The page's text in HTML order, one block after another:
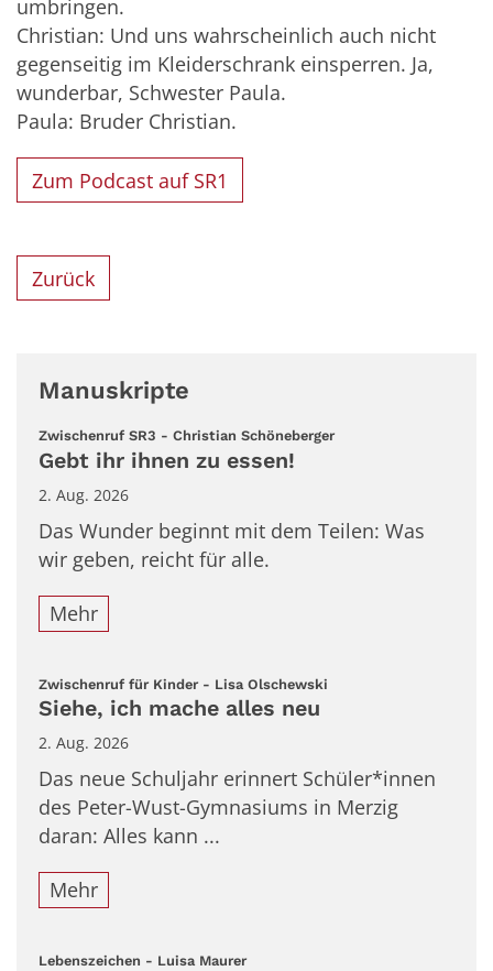
umbringen.
Christian: Und uns wahrscheinlich auch nicht
gegenseitig im Kleiderschrank einsperren. Ja,
wunderbar, Schwester Paula.
Paula: Bruder Christian.
Zum Podcast auf SR1
Zurück
Manuskripte
Zwischenruf SR3 - Christian Schöneberger:
Gebt ihr ihnen zu essen!
2. Aug. 2026
Das Wunder beginnt mit dem Teilen: Was
wir geben, reicht für alle.
Mehr
Zwischenruf für Kinder - Lisa Olschewski
Siehe, ich mache alles neu
2. Aug. 2026
Das neue Schuljahr erinnert Schüler*innen
des Peter-Wust-Gymnasiums in Merzig
daran: Alles kann ...
Mehr
Lebenszeichen - Luisa Maurer: